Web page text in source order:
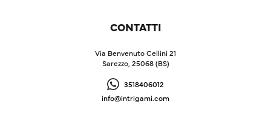
CONTATTI
Via Benvenuto Cellini 21
Sarezzo, 25068 (BS)
3518406012
info@intrigami.com